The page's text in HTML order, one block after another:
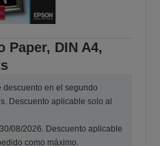
Paper, DIN A4,
descuento en el segundo
Descuento aplicable solo al
08/2026. Descuento aplicable
como máximo.